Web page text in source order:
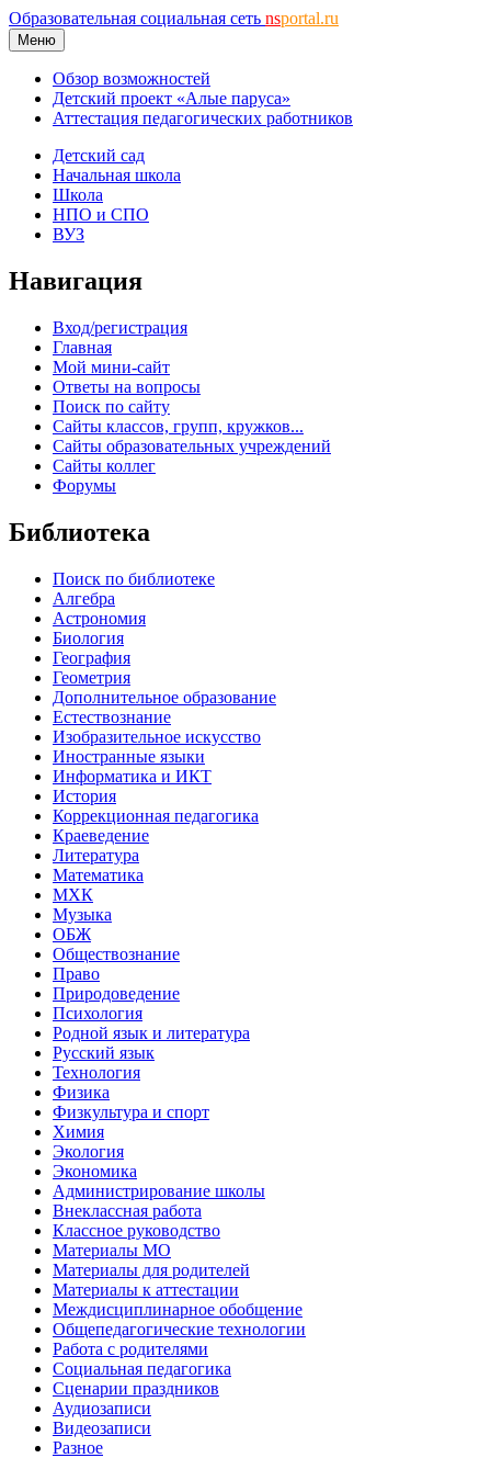
Образовательная социальная сеть nsportal.ru
Меню
Обзор возможностей
Детский проект «Алые паруса»
Аттестация педагогических работников
Детский сад
Начальная школа
Школа
НПО и СПО
ВУЗ
Навигация
Вход/регистрация
Главная
Мой мини-сайт
Ответы на вопросы
Поиск по сайту
Сайты классов, групп, кружков...
Сайты образовательных учреждений
Сайты коллег
Форумы
Библиотека
Поиск по библиотеке
Алгебра
Астрономия
Биология
География
Геометрия
Дополнительное образование
Естествознание
Изобразительное искусство
Иностранные языки
Информатика и ИКТ
История
Коррекционная педагогика
Краеведение
Литература
Математика
МХК
Музыка
ОБЖ
Обществознание
Право
Природоведение
Психология
Родной язык и литература
Русский язык
Технология
Физика
Физкультура и спорт
Химия
Экология
Экономика
Администрирование школы
Внеклассная работа
Классное руководство
Материалы МО
Материалы для родителей
Материалы к аттестации
Междисциплинарное обобщение
Общепедагогические технологии
Работа с родителями
Социальная педагогика
Сценарии праздников
Аудиозаписи
Видеозаписи
Разное